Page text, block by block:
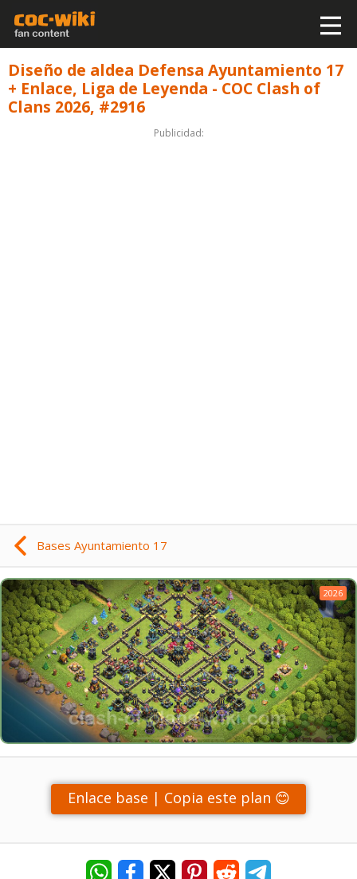
Diseño de aldea Defensa Ayuntamiento 17
+ Enlace, Liga de Leyenda - COC Clash of
Clans 2026, #2916
Publicidad:
Bases Ayuntamiento 17
2026
Enlace base | Copia este plan 😊